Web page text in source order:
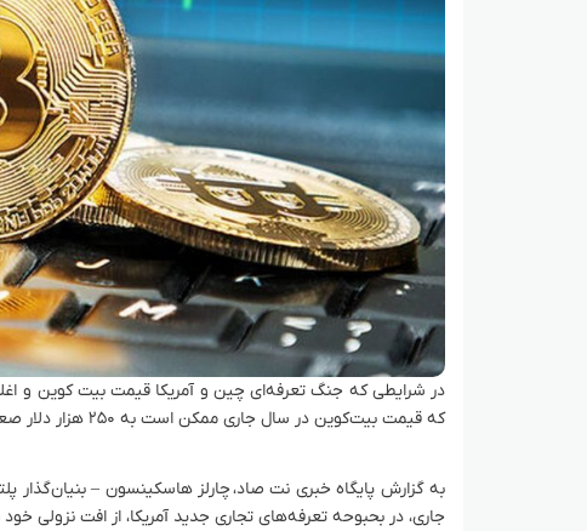
در شرایطی که جنگ تعرفه‌ای چین و آمریکا قیمت بیت کوین و اغلب
که قیمت بیت‌کوین در سال جاری ممکن است به ۲۵۰ هزار دلار صعود کند.
جاری، در بحبوحه تعرفه‌های تجاری جدید آمریکا، از افت نزولی خود بازگردد و به ۲۵۰